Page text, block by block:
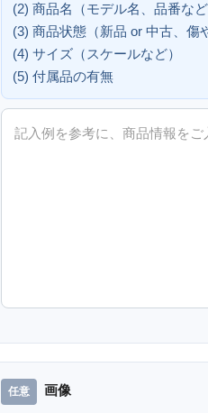
(2) 商品名（モデル名、品番など
(3) 商品状態（新品 or 中古、傷
(4) サイズ（スケールなど）
(5) 付属品の有無
画像